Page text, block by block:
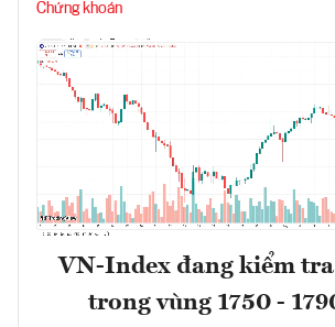
Chứng khoán
VN-Index đang kiểm
trong vùng 1750 -